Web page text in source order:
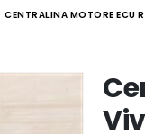
CENTRALINA MOTORE